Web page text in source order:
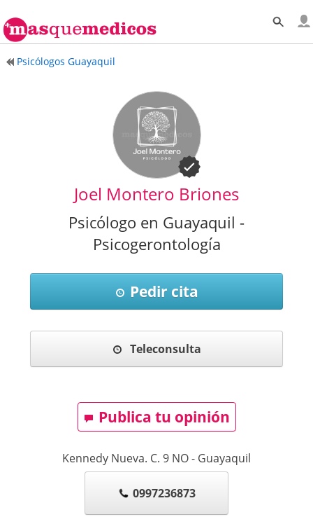
Psicólogos Guayaquil
Joel Montero Briones
Psicólogo en Guayaquil -
Psicogerontología
Pedir cita
Teleconsulta
Publica tu opinión
Kennedy Nueva. C. 9 NO- Guayaquil
0997236873